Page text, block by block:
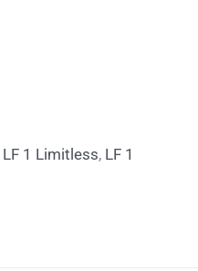
LF 1 Limitless, LF 1